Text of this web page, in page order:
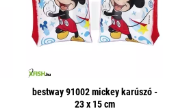
bestway 91002 mickey karúszó -
23 x 15 cm